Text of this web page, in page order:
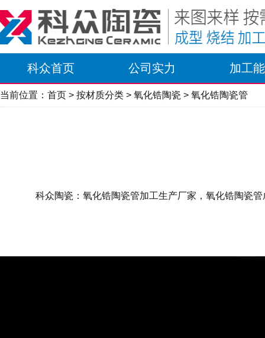
科众首页 公司实力 加工
当前位置： 首页 > 按材质分类 > 氧化锆陶瓷 > 氧化锆陶瓷管
科众陶瓷：氧化锆陶瓷管加工生产厂家，氧化锆陶瓷